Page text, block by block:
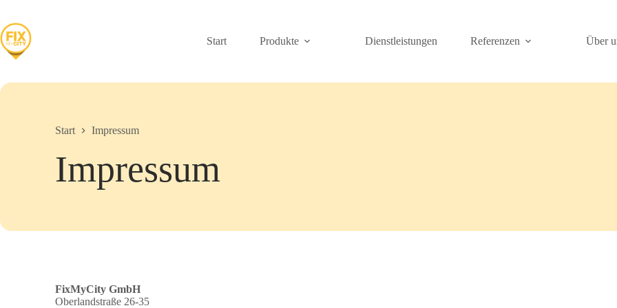
springen
Start
Produkte Dienstleistungen Referenzen Über
Start Impressum
Impressum
FixMyCity GmbH
Oberlandstraße 26-35